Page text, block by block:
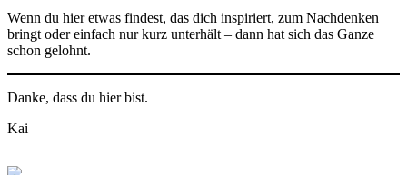
Wenn du hier etwas findest, das dich inspiriert, zum Nachdenken
bringt oder einfach nur kurz unterhält – dann hat sich das Ganze
schon gelohnt.
Danke, dass du hier bist.
Kai